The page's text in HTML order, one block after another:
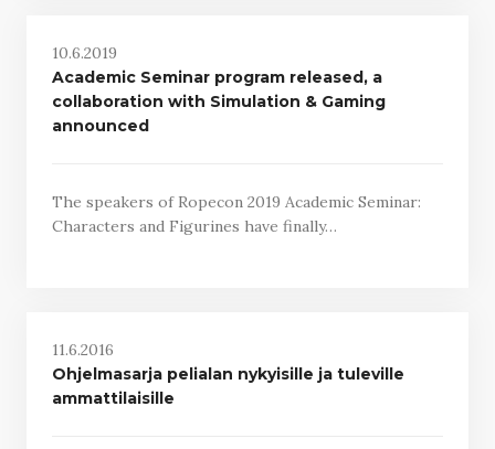
10.6.2019
Academic Seminar program released, a
collaboration with Simulation & Gaming
announced
The speakers of Ropecon 2019 Academic Seminar:
Characters and Figurines have finally…
11.6.2016
Ohjelmasarja pelialan nykyisille ja tuleville
ammattilaisille